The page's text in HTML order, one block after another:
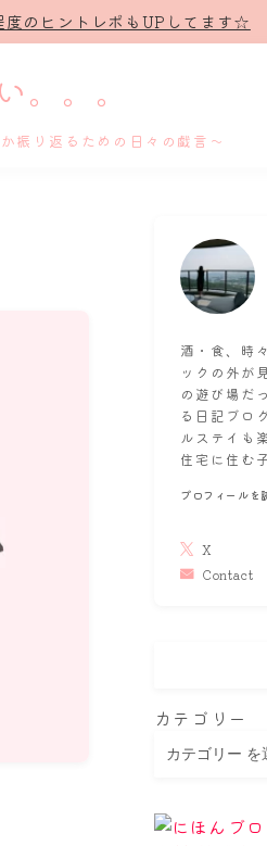
度のヒントレポもUPしてます☆
。。。
振り返るための日々の戯言～
酒・食、時
ックの外が
の遊び場だ
る日記ブロ
ルステイも
住宅に住む
プロフィールを
X
Contact
カテゴリー